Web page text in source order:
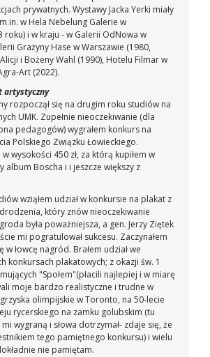
prywatnych. Wystawy Jacka Yerki miały
w Hela Nebelung Galerie w
roku) i w kraju - w Galerii OdNowa w
Grażyny Hase w Warszawie (1980,
i Bożeny Wahl (1990), Hotelu Filmar w
Art (2022).
artystyczny
rozpoczął się na drugim roku studiów na
UMK. Zupełnie nieoczekiwanie (dla
pedagogów) wygrałem konkurs na
Polskiego Związku Łowieckiego.
wysokości 450 zł, za którą kupiłem w
album Boscha i i jeszcze większy z
wziąłem udział w konkursie na plakat z
który znów nieoczekiwanie
była poważniejsza, a gen. Jerzy Ziętek
mi pogratulował sukcesu. Zaczynałem
łowcę nagród. Brałem udział we
konkursach plakatowych; z okazji św. 1
"Społem"(płacili najlepiej i w miarę
moje bardzo realistyczne i trudne w
olimpijskie w Toronto, na 50-lecie
rycerskiego na zamku golubskim (tu
wygraną i słowa dotrzymał- zdaje się, że
tego pamiętnego konkursu) i wielu
nie pamiętam.